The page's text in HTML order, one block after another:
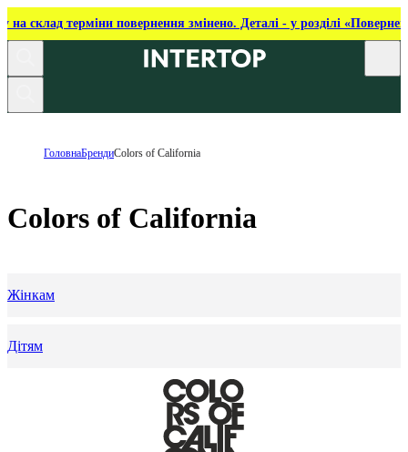
на склад терміни повернення змінено. Деталі - у розділі
ГоловнаБрендиColors of California
Colors of California
Жінкам
Дітям